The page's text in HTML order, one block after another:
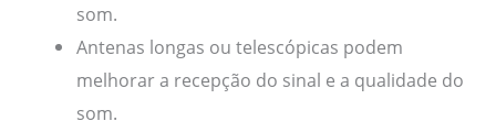
som.
Antenas longas ou telescópicas podem
melhorar a recepção do sinal e a qualidade do
som.